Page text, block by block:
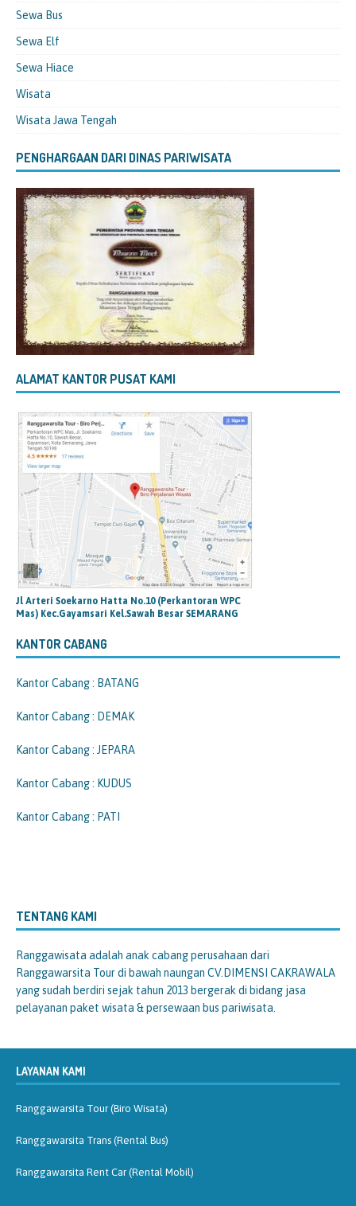
Sewa Bus
Sewa Elf
Sewa Hiace
Wisata
Wisata Jawa Tengah
PENGHARGAAN DARI DINAS PARIWISATA
ALAMAT KANTOR PUSAT KAMI
Jl Arteri Soekarno Hatta No.10 (Perkantoran WPC
Mas) Kec.Gayamsari Kel.Sawah Besar SEMARANG
KANTOR CABANG
Kantor Cabang : BATANG
Kantor Cabang : DEMAK
Kantor Cabang : JEPARA
Kantor Cabang : KUDUS
Kantor Cabang : PATI
TENTANG KAMI
Ranggawisata adalah anak cabang perusahaan dari
Ranggawarsita Tour di bawah naungan CV.DIMENSI CAKRAWALA
yang sudah berdiri sejak tahun 2013 bergerak di bidang jasa
pelayanan paket wisata & persewaan bus pariwisata.
LAYANAN KAMI
Ranggawarsita Tour (Biro Wisata)
Ranggawarsita Trans (Rental Bus)
Ranggawarsita Rent Car (Rental Mobil)